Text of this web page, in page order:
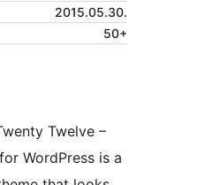
2015.05.30.
50+
Twelve –
WordPress is a